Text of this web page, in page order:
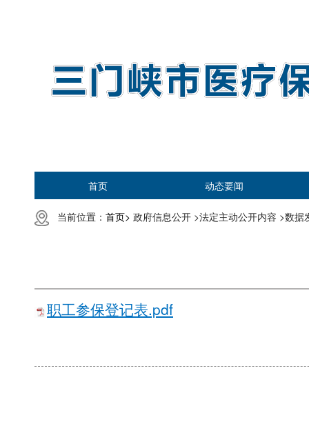
首页 动态要闻
当前位置： 首页> 政府信息公开 >法定主动公开内容 >数据
职工参保登记表.pdf